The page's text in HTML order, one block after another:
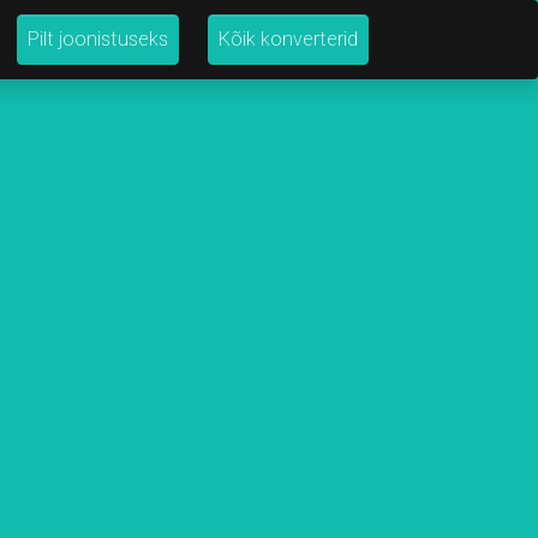
Pilt joonistuseks Kõik konverterid